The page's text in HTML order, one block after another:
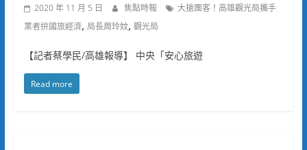
2020 年 11 月 5 日 焦點時報
大搶團客！高雄觀光局攜手
業者拚國旅經濟, 局長周玲妏, 觀光局
【記者蔡學民/高雄報導】 中央「安心旅遊
Read more